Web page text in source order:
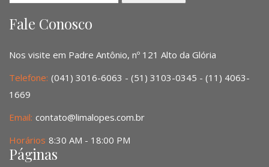
Fale Conosco
Nos visite em Padre Antônio, nº 121 Alto da Glória
Telefone: (041) 3016-6063 - (51) 3103-0345 - (11) 4063-
1669
Email: contato@limalopes.com.br
Horários 8:30 AM - 18:00 PM
Páginas